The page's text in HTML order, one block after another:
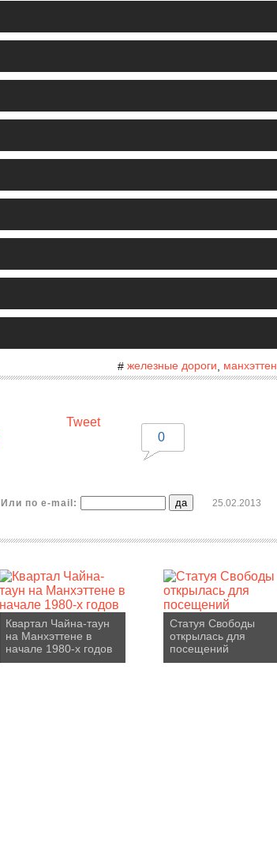
# железные дороги манхэттен
Tweet
0
Или по e-mail: 25.02.2013
Квартал Чайна-таун
на Манхэттене в
начале 1980-х годов
Статуя Свободы
открылась для
посещений